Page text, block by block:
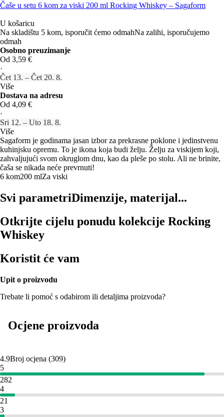
Čaše u setu 6 kom za viski 200 ml Rocking Whiskey – Sagaform
U košaricu
Na skladištu 5 kom, isporučit ćemo odmahNa zalihi, isporučujemo
odmah
Osobno preuzimanje
Od 3,59 €
·
Čet 13. – Čet 20. 8.
Više
Dostava na adresu
Od 4,09 €
·
Sri 12. – Uto 18. 8.
Više
Sagaform je godinama jasan izbor za prekrasne poklone i jedinstvenu
kuhinjsku opremu. To je ikona koja budi želju. Želju za viskijem koji,
zahvaljujući svom okruglom dnu, kao da pleše po stolu. Ali ne brinite,
čaša se nikada neće prevrnuti!
6 kom200 mlZa viski
Svi parametriDimenzije, materijal...
Otkrijte cijelu ponudu kolekcije Rocking
Whiskey
Koristit će vam
Upit o proizvodu
Trebate li pomoć s odabirom ili detaljima proizvoda?
Ocjene proizvoda
4.9Broj ocjena (309)
5
282
4
21
3